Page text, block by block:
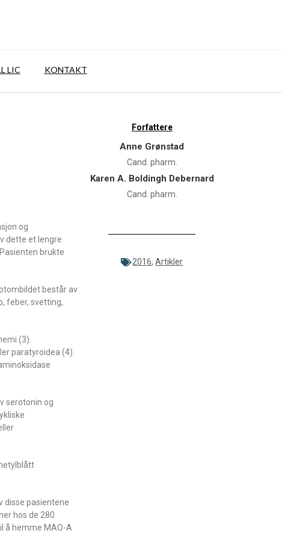
LIC KONTAKT
og
dette et lengre
brukte
består av
feber, svetting,
(3).
paratyroidea (4).
serotonin og
disse pasientene
hos de 280
å hemme MAO-A
Forfattere
Anne Grønstad
Cand. pharm.
Karen A. Boldingh Debernard
Cand. pharm.
2016,Artikler